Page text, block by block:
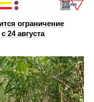
ограничение
24 августа